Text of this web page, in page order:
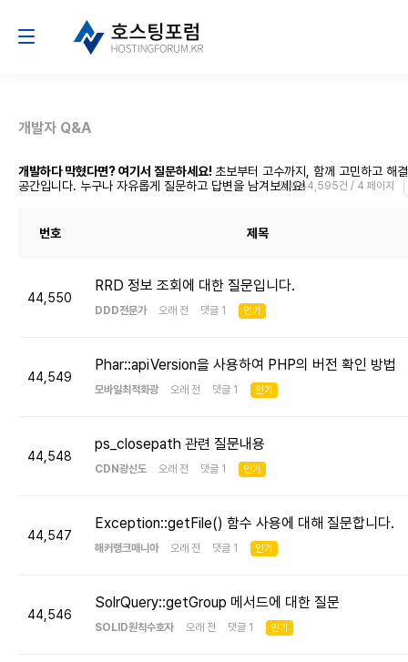
개발자 Q&A
개발하다 막혔다면? 여기서 질문하세요! 초보부터 고수까지, 함께 고민하고 해
공간입니다. 누구나 자유롭게 질문하고 답변을 남겨보세요!전체 44,595건 / 4 페이지
번호 제목
44,550
RRD 정보 조회에 대한 질문입니다.
DDD전문가 오래 전 댓글 1 인기
44,549
Phar::apiVersion을 사용하여 PHP의 버전 확인 방법
모바일최적화광 오래 전 댓글 1 인기
44,548
ps_closepath 관련 질문내용
CDN광신도 오래 전 댓글 1 인기
44,547
Exception::getFile() 함수 사용에 대해 질문합니다.
해커랭크매니아 오래 전 댓글 1 인기
44,546
SolrQuery::getGroup 메서드에 대한 질문
SOLID원칙수호자 오래 전 댓글 1 인기